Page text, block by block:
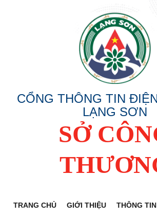
CỔNG THÔNG TIN
LẠNG SƠN
SỞ
TRANG CHỦ GIỚI THIỆU THÔNG